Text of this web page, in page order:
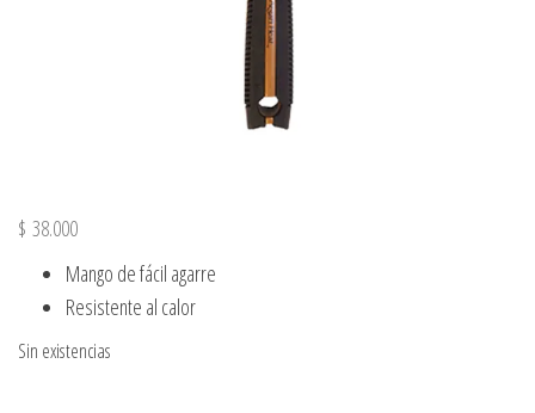
$ 38.000
Mango de fácil agarre
Resistente al calor
Sin existencias